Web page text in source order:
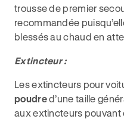
trousse de premier
recommandée
blessés au chaud en
Extincteur :
Les extincteurs pour
poudred’une taille
aux extincteurs pouvant